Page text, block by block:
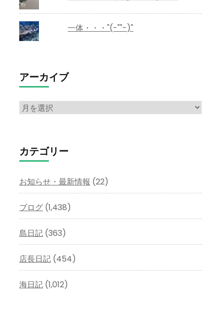
一体・・・"(-""-)"
アーカイブ
ア
イ
ブ
カテゴリー
お知らせ・最新情報 (22)
ブログ (1,438)
島日記 (363)
店長日記 (454)
海日記 (1,012)